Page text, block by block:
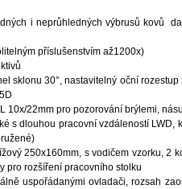
i neprůhledných výbrusů kovů
příslušenstvím až1200x)
sklonu 30°, nastavitelný oční
10x/22mm pro pozorování brýlemi,
s dlouhou pracovní vzdáleností
250x160mm, s vodičem vzorku, 2
pro rozšíření pracovního stolku
uspořádanými ovladači, rozsah